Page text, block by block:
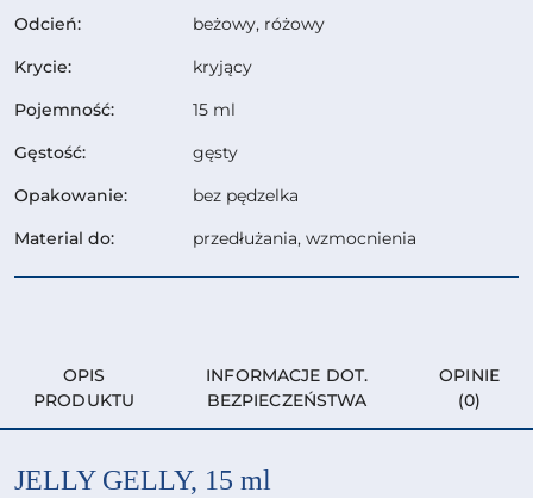
Odcień:
beżowy, różowy
Krycie:
kryjący
Pojemność:
15 ml
Gęstość:
gęsty
Opakowanie:
bez pędzelka
Material do:
przedłużania, wzmocnienia
OPIS
PRODUKTU
INFORMACJE DOT.
BEZPIECZEŃSTWA
OPINIE
(0)
JELLY GELLY, 15 ml